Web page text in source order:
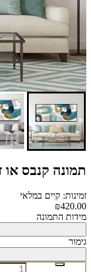
תמונה קנבס או
זמינות: קיים במלאי
₪420.00
מידות התמונה
גימור